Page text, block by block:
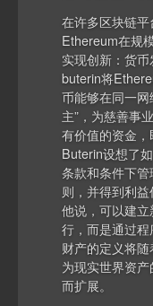
在许多区块链
Ethereum在规
实现创新：货币
buterin将
币能够在同一
主”，为慈善事
有价值的资金，
Buterin设想了
条款和条件下
则，并得到利益
他说，可以建
行，而是通过程
财产的定义将
为现实世界资
而扩展。